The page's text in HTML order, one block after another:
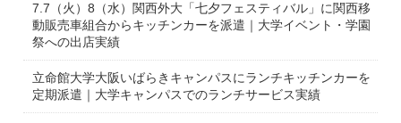
7.7（火）8（水）関西外大「七夕フェスティバル」に関西移
動販売車組合からキッチンカーを派遣｜大学イベント・学園
祭への出店実績
立命館大学大阪いばらきキャンパスにランチキッチンカーを
定期派遣｜大学キャンパスでのランチサービス実績